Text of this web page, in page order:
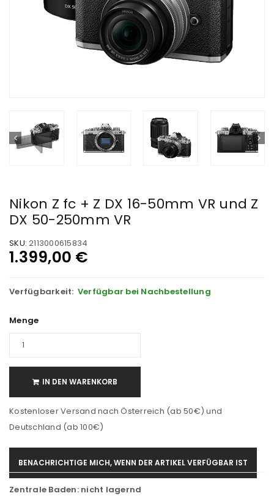
Nikon Z fc + Z DX 16-50mm VR und Z
DX 50-250mm VR
SKU: 2113000615834
1.399,00 €
Verfügbarkeit: Verfügbar bei Nachbestellung
Menge
IN DEN WARENKORB
Kostenloser Versand nach Österreich (ab 50€) und
Deutschland (ab 100€)
BENACHRICHTIGE MICH, WENN DER ARTIKEL VERFÜGBAR IST
Zentrale Baden: nicht lagernd